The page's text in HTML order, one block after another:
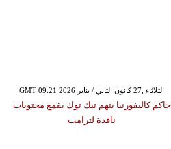
GMT 09:21 2026 الثلاثاء ,27 كانون الثاني / يناير
حاكم كاليفورنيا يتهم تيك توك بقمع محتويات
ناقدة لترامب